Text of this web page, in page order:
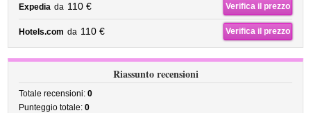
Expedia da 110 € Verifica il prezzo
Hotels.com da 110 € Verifica il prezzo
Riassunto recensioni
Totale recensioni:0
Punteggio totale:0